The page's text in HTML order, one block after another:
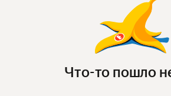
Что-то пошло